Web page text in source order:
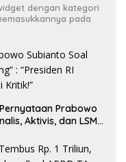
dengan kategori
pada
Prabowo
Aktivis, dan LSM
Anti Kritik!”